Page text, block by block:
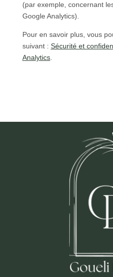
(par exemple, concernant
Google Analytics).
Pour en savoir plus, vous
suivant : Sécurité et
Analytics.